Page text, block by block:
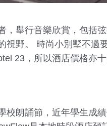
，舉行音樂欣賞，包括
視野。 時尚小別墅不
23，所以酒店價格亦
校朗誦節，近年學生成